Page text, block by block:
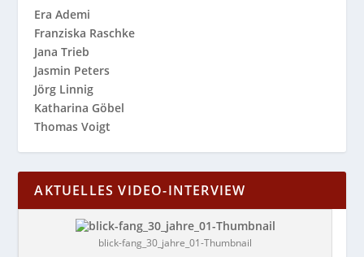
Era Ademi
Franziska Raschke
Jana Trieb
Jasmin Peters
Jörg Linnig
Katharina Göbel
Thomas Voigt
AKTUELLES VIDEO-INTERVIEW
blick-fang_30_jahre_01-Thumbnail